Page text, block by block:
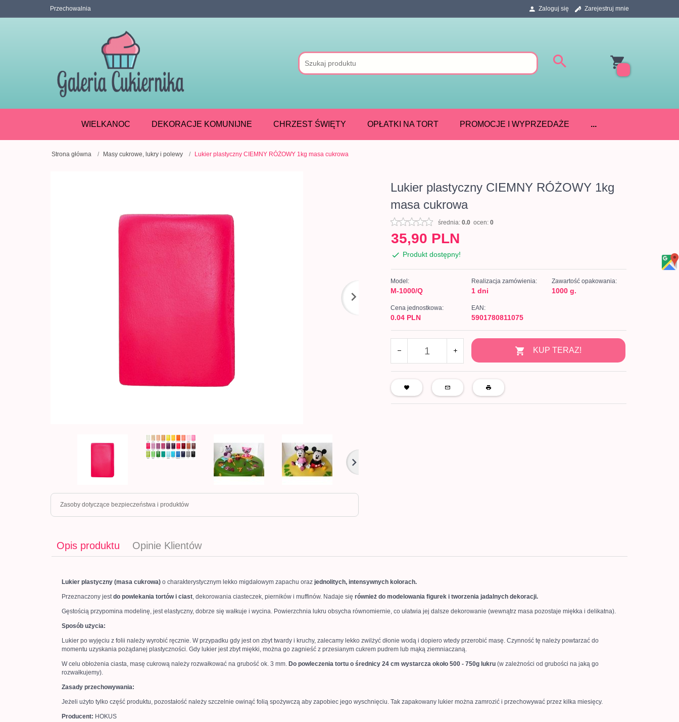
Przechowalnia Zaloguj się Zarejestruj mnie
WIELKANOC DEKORACJE KOMUNIJNE CHRZEST ŚWIĘTY OPŁATKI NA TORT PROMOCJE I WYPRZEDAŻE ...
Strona główna Masy cukrowe, lukry i polewy Lukier plastyczny CIEMNY RÓŻOWY 1kg masa cukrowa
Zasoby dotyczące bezpieczeństwa i produktów
Lukier plastyczny CIEMNY RÓŻOWY 1kg
masa cukrowa
średnia:0.0 ocen:0
35,90 PLN
Produkt dostępny!
Model:
M-1000/Q
Realizacja zamówienia:
1 dni
Zawartość opakowania:
1000 g.
Cena jednostkowa:
0.04 PLN
EAN:
5901780811075
KUP TERAZ!
Opis produktu Opinie Klientów
Lukier plastyczny (masa cukrowa) o charakterystycznym lekko migdałowym zapachu oraz jednolitych, intensywnych kolorach.
Przeznaczony jestdo powlekania tortów i ciast, dekorowania ciasteczek, pierników i muffinów. Nadaje się również do modelowania figurek i tworzenia jadalnych dekoracji.
Gęstością przypomina modelinę, jest elastyczny, dobrze się wałkuje i wycina. Powierzchnia lukru obsycha równomiernie, co ułatwia jej dalsze dekorowanie (wewnątrz masa pozostaje miękka i delikatna).
Sposób użycia:
Lukier po wyjęciu z folii należy wyrobić ręcznie. W przypadku gdy jest on zbyt twardy i kruchy, zalecamy lekko zwilżyć dłonie wodą i dopiero wtedy przerobić masę. Czynność tę należy powtarzać do
momentu uzyskania pożądanej plastyczności. Gdy lukier jest zbyt miękki, można go zagnieść z przesianym cukrem pudrem lub mąką ziemniaczaną.
W celu obłożenia ciasta, masę cukrową należy rozwałkować na grubość ok. 3 mm. Do powleczenia tortu o średnicy 24 cm wystarcza około 500 - 750g lukru (w zależności od grubości na jaką go
rozwałkujemy).
Zasady przechowywania:
Jeżeli użyto tylko część produktu, pozostałość należy szczelnie owinąć folią spożywczą aby zapobiec jego wyschnięciu. Tak zapakowany lukier można zamrozić i przechowywać przez kilka miesięcy.
Producent: HOKUS